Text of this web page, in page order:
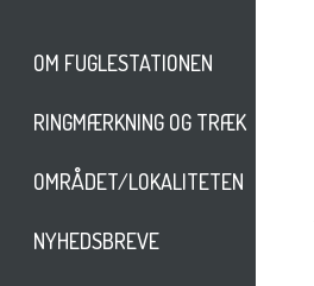
OM FUGLESTATIONEN
RINGMÆRKNING OG TRÆK
OMRÅDET/LOKALITETEN
NYHEDSBREVE